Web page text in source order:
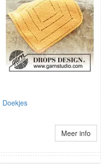
Doekjes
Meer info